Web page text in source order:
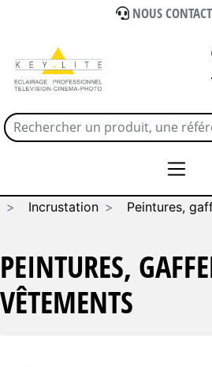
NOUS
Incrustation
Peintures,
PEINTURES,
VÊTEMENTS